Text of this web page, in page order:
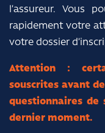
l’assureur. Vous
rapidement votre
votre dossier
Attention :
souscrites avant
questionnaires de
dernier moment.